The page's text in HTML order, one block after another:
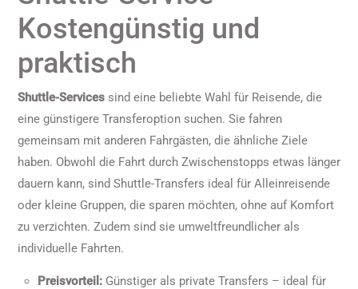
Kostengünstig und
praktisch
Shuttle-Services sind eine beliebte Wahl für Reisende, die
eine günstigere Transferoption suchen. Sie fahren
gemeinsam mit anderen Fahrgästen, die ähnliche Ziele
haben. Obwohl die Fahrt durch Zwischenstopps etwas länger
dauern kann, sind Shuttle-Transfers ideal für Alleinreisende
oder kleine Gruppen, die sparen möchten, ohne auf Komfort
zu verzichten. Zudem sind sie umweltfreundlicher als
individuelle Fahrten.
Preisvorteil: Günstiger als private Transfers – ideal für